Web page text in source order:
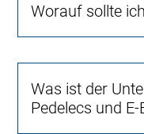
Worauf sollte
Was ist der
Pedelecs und E-